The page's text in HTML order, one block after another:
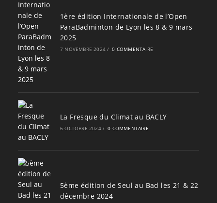
1ère édition Internationale de l’Open
ParaBadminton de Lyon les 8 & 9 mars
2025
7 NOVEMBRE 2024 / 0 COMMENTAIRE
La Fresque du Climat au BACLY
6 OCTOBRE 2024 / 0 COMMENTAIRE
5ème édition de Seul au Bad les 21 & 22
décembre 2024